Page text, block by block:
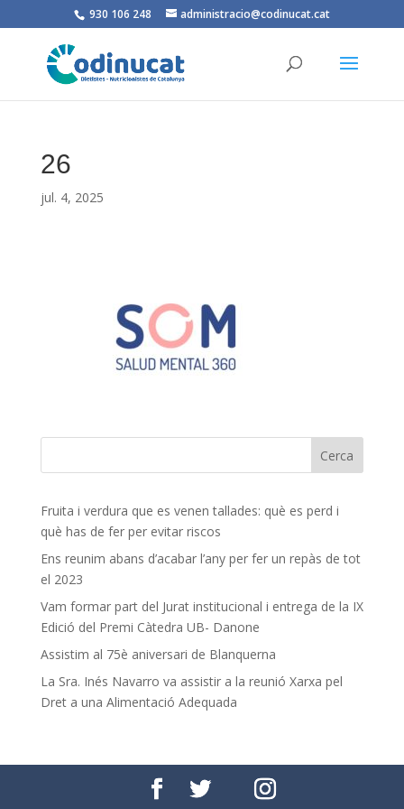
930 106 248 administracio@codinucat.cat
26
jul. 4, 2025
Fruita i verdura que es venen tallades: què es perd i
què has de fer per evitar riscos
Ens reunim abans d’acabar l’any per fer un repàs de tot
el 2023
Vam formar part del Jurat institucional i entrega de la IX
Edició del Premi Càtedra UB- Danone
Assistim al 75è aniversari de Blanquerna
La Sra. Inés Navarro va assistir a la reunió Xarxa pel
Dret a una Alimentació Adequada